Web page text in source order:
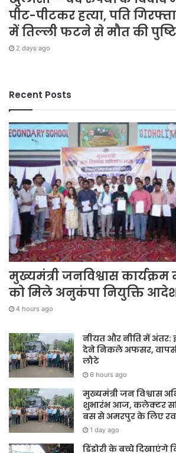
पीट-पीटकर हत्या, पति
में तिल्ली फटने से मौत की पुष्टि
2 days ago
Recent Posts
मुख्यमंत्री जनविश्वास कार्यक्रम
को मिले अनुकंपा नियुक्ति
4 hours ago
नीयत और नीति में
देने निकले अफसर,
लौटे
6 hours ago
मुख्यमंत्री जन विश्वास
शुभारंभ आज, कलेक्टर
बस से अमरपुर के लिए
1 day ago
डिंडोरी के बच्चे दिखाएंगे